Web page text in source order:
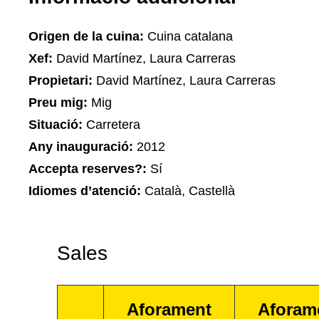
Origen de la cuina: Cuina catalana
Xef: David Martínez, Laura Carreras
Propietari: David Martínez, Laura Carreras
Preu mig: Mig
Situació: Carretera
Any inauguració: 2012
Accepta reserves?: Sí
Idiomes d’atenció: Català, Castellà
Sales
Aforament